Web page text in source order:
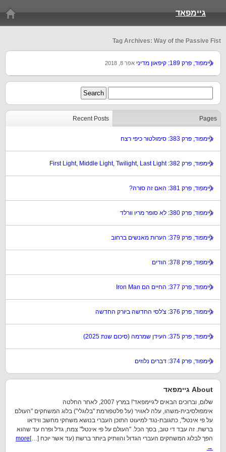
גיימפאד
Tag Archives: Way of the Passive Fist
גיימפוד, פרק 189: קיפאון מדיני אפר 8, 2018
Recent Posts Pages
גיימפוד, פרק 383: סימולטור כיפי רצח
גיימפוד, פרק 382: First Light, Middle Light, Twilight, Last Light
גיימפוד, פרק 381: האם זה סורה?
גיימפוד, פרק 380: לא סופר מריו וורלד
גיימפוד, פרק 379: הערות מאנשים ברחוב
גיימפוד, פרק 378: הודים
גיימפוד, פרק 377: החיים הם Iron Man
גיימפוד, פרק 376: צ'לסי החדשה ביורק החדשה
גיימפוד, פרק 375: העידן שמרמה (סיכום שנת 2025)
גיימפוד, פרק 374: דברים נלוזים
About גיימפאד
שלום, וברוכים הבאים ל'גיימפאד'! במרץ 2007, לאחר החלטה
אימפולסיבית-משהו, עלה לאוויר (על פלטפורמת "בלוגלי") בלוג המשחקים "העולם
על פי אינטל", כתגובת-נגד למיעוט התוכן העברי בנושא משחקי מחשב ווידאו
ברשת. זה עבד די טוב, בסך הכל. "העולם על פי אינטל" צמח, גדל ופרח עד שהוא
הפך לבלוג המשחקים העברי הגדול והוותיק ביותר ברשת (עד אשר יוכח […] more
→